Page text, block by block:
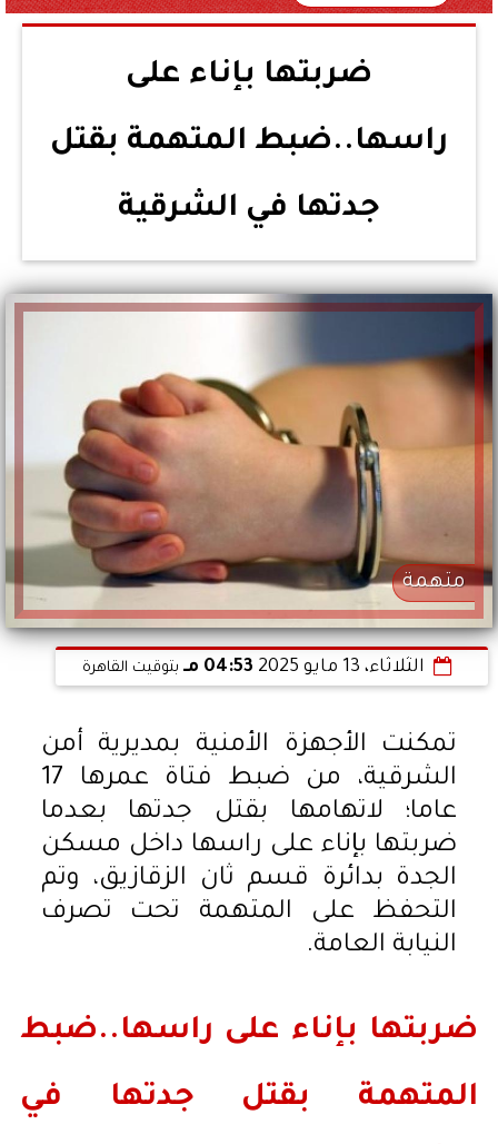
ضربتها بإناء على
راسها..ضبط المتهمة بقتل
جدتها في الشرقية
متهمة
الثلاثاء، 13 مايو 2025 04:53 مـ بتوقيت القاهرة
تمكنت الأجهزة الأمنية بمديرية أمن
الشرقية، من ضبط فتاة عمرها 17
عاما؛ لاتهامها بقتل جدتها بعدما
ضربتها بإناء على راسها داخل مسكن
الجدة بدائرة قسم ثان الزقازيق، وتم
التحفظ على المتهمة تحت تصرف
النيابة العامة.
ضربتها بإناء على راسها..ضبط
المتهمة بقتل جدتها في